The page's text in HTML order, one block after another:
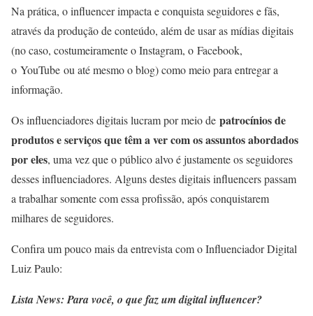
Na prática, o influencer impacta e conquista seguidores e fãs,
através da produção de conteúdo, além de usar as mídias digitais
(no caso, costumeiramente o Instagram, o Facebook,
o YouTube ou até mesmo o blog) como meio para entregar a
informação.
Os influenciadores digitais lucram por meio de patrocínios de
produtos e serviços que têm a ver com os assuntos abordados
por eles, uma vez que o público alvo é justamente os seguidores
desses influenciadores. Alguns destes digitais influencers passam
a trabalhar somente com essa profissão, após conquistarem
milhares de seguidores.
Confira um pouco mais da entrevista com o Influenciador Digital
Luiz Paulo:
Lista News: Para você, o que faz um digital influencer?